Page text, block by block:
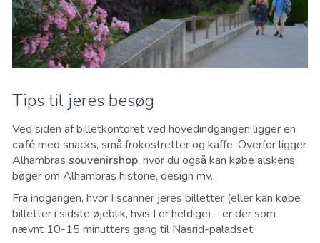
Tips til jeres besøg
Ved siden af billetkontoret ved hovedindgangen ligger en
cafémed snacks, små frokostretter og kaffe. Overfor ligger
Alhambras souvenirshop, hvor du også kan købe alskens
bøger om Alhambras historie, design mv.
Fra indgangen, hvor I scanner jeres billetter (eller kan købe
billetter i sidste øjeblik, hvis I er heldige) - er der som
nævnt 10-15 minutters gang til Nasrid-paladset.